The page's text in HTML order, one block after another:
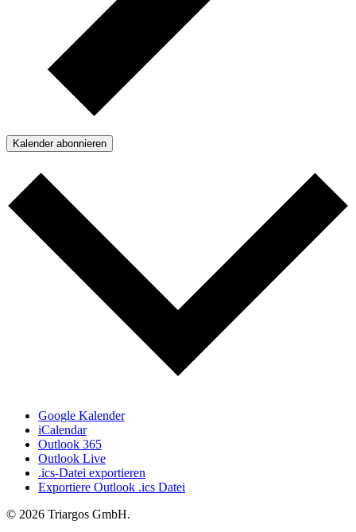
Kalender abonnieren
Google Kalender
iCalendar
Outlook 365
Outlook Live
.ics-Datei exportieren
Exportiere Outlook .ics Datei
© 2026 Triargos GmbH.